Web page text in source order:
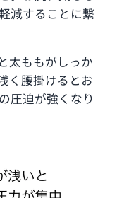
減することに繋
太ももがしっか
く腰掛けるとお
圧迫が強くなり